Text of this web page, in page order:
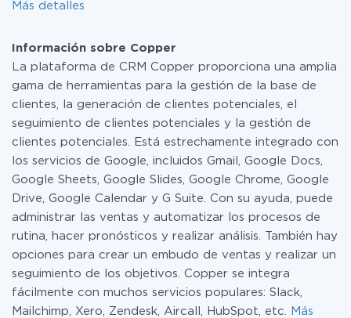
Más detalles
Información sobre Copper
La plataforma de CRM Copper proporciona una amplia
gama de herramientas para la gestión de la base de
clientes, la generación de clientes potenciales, el
seguimiento de clientes potenciales y la gestión de
clientes potenciales. Está estrechamente integrado con
los servicios de Google, incluidos Gmail, Google Docs,
Google Sheets, Google Slides, Google Chrome, Google
Drive, Google Calendar y G Suite. Con su ayuda, puede
administrar las ventas y automatizar los procesos de
rutina, hacer pronósticos y realizar análisis. También hay
opciones para crear un embudo de ventas y realizar un
seguimiento de los objetivos. Copper se integra
fácilmente con muchos servicios populares: Slack,
Mailchimp, Xero, Zendesk, Aircall, HubSpot, etc.
Más